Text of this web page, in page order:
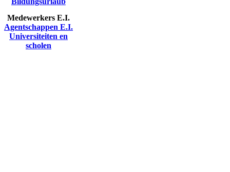
Medewerkers E.I.
Agentschappen E.I.
Universiteiten en
scholen